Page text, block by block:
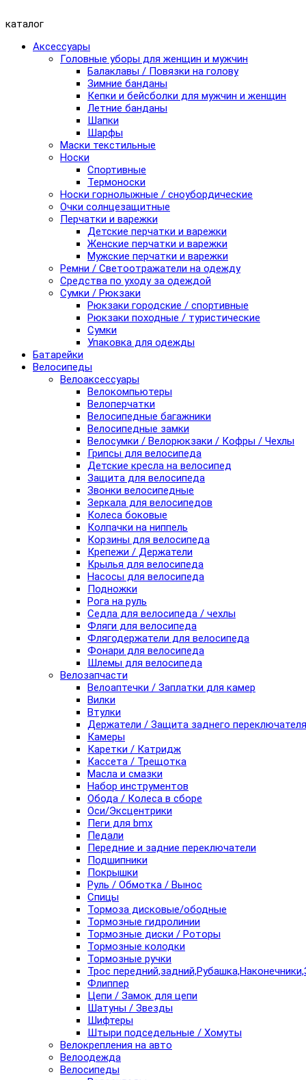
каталог
Аксессуары
Головные уборы для женщин и мужчин
Балаклавы / Повязки на голову
Зимние банданы
Кепки и бейсболки для мужчин и женщин
Летние банданы
Шапки
Шарфы
Маски текстильные
Носки
Спортивные
Термоноски
Носки горнолыжные / сноубордические
Очки солнцезащитные
Перчатки и варежки
Детские перчатки и варежки
Женские перчатки и варежки
Мужские перчатки и варежки
Ремни / Светоотражатели на одежду
Средства по уходу за одеждой
Сумки / Рюкзаки
Рюкзаки городские / спортивные
Рюкзаки походные / туристические
Сумки
Упаковка для одежды
Батарейки
Велосипеды
Велоаксессуары
Велокомпьютеры
Велоперчатки
Велосипедные багажники
Велосипедные замки
Велосумки / Велорюкзаки / Кофры / Чехлы
Грипсы для велосипеда
Детские кресла на велосипед
Защита для велосипеда
Звонки велосипедные
Зеркала для велосипедов
Колеса боковые
Колпачки на ниппель
Корзины для велосипеда
Крепежи / Держатели
Крылья для велосипеда
Насосы для велосипеда
Подножки
Рога на руль
Седла для велосипеда / чехлы
Фляги для велосипеда
Флягодержатели для велосипеда
Фонари для велосипеда
Шлемы для велосипеда
Велозапчасти
Велоаптечки / Заплатки для камер
Вилки
Втулки
Держатели / Защита заднего переключателя
Камеры
Каретки / Катридж
Кассета / Трещотка
Масла и смазки
Набор инструментов
Обода / Колеса в сборе
Оси/Эксцентрики
Пеги для bmx
Педали
Передние и задние переключатели
Подшипники
Покрышки
Руль / Обмотка / Вынос
Спицы
Тормоза дисковые/ободные
Тормозные гидролинии
Тормозные диски / Роторы
Тормозные колодки
Тормозные ручки
Трос
Флиппер
Цепи / Замок для цепи
Шатуны / Звезды
Шифтеры
Штыри подседельные / Хомуты
Велокрепления на авто
Велоодежда
Велосипеды